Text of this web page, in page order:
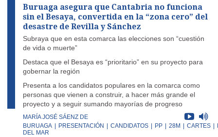
Buruaga asegura que Cantabria no funciona
sin el Besaya, convertida en la “zona cero” del
desastre de Revilla y Sánchez
Subraya que en esta comarca las elecciones son “cuestión
de vida o muerte”
Destaca que el Besaya es “prioritario” en su proyecto para
gobernar la región
Presenta a los candidatos populares en la comarca como
personas que vienen a construir, a hacer más grande el
proyecto y a seguir sumando mayorías de progreso
MARÍA JOSÉ SÁENZ DE
BURUAGA
PRESENTACIÓN CANDIDATOS PP 28M CARTES
DEL MAR